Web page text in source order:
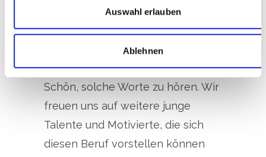
zu können und die Zugriffe auf unsere Website zu
analysieren. Außerdem geben wir Informationen zu Ihrer
Verwendung unserer Website an unsere Partner für
soziale Medien, Werbung und Analysen weiter. Unsere
Partner führen diese Informationen möglicherweise mit
weiteren Daten zusammen, die Sie ihnen bereitgestellt
gesammelt haben.
Auswahl erlauben
Ablehnen
kein Problem, das gehört
einfach dazu."
Schön, solche Worte zu hören. Wir
freuen uns auf weitere junge
Talente und Motivierte, die sich
diesen Beruf vorstellen können